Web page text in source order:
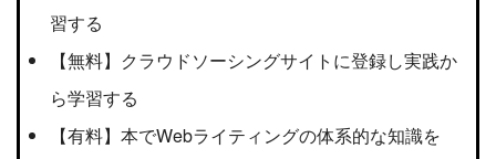
習する
【無料】クラウドソーシングサイトに登録し実践か
ら学習する
【有料】本でWebライティングの体系的な知識を